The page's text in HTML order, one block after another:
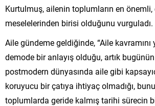
Kurtulmuş, ailenin toplumların en
meselelerinden birisi olduğunu vurguladı.
Aile gündeme geldiğinde, “Aile
demode bir anlayış olduğu, artık
postmodern dünyasında aile gibi
koruyucu bir çatıya ihtiyaç olmadığı,
toplumlarda geride kalmış tarihi sürecin